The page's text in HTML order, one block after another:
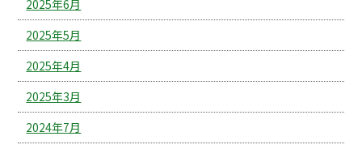
2025年6月
2025年5月
2025年4月
2025年3月
2024年7月